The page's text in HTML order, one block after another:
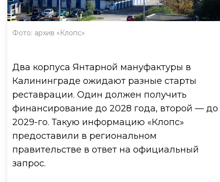
Фото: архив «Клопс»
Два корпуса Янтарной мануфактуры в
Калининграде ожидают разные старты
реставрации. Один должен получить
финансирование до 2028 года, второй — до
2029-го. Такую информацию «Клопс»
предоставили в региональном
правительстве в ответ на официальный
запрос.